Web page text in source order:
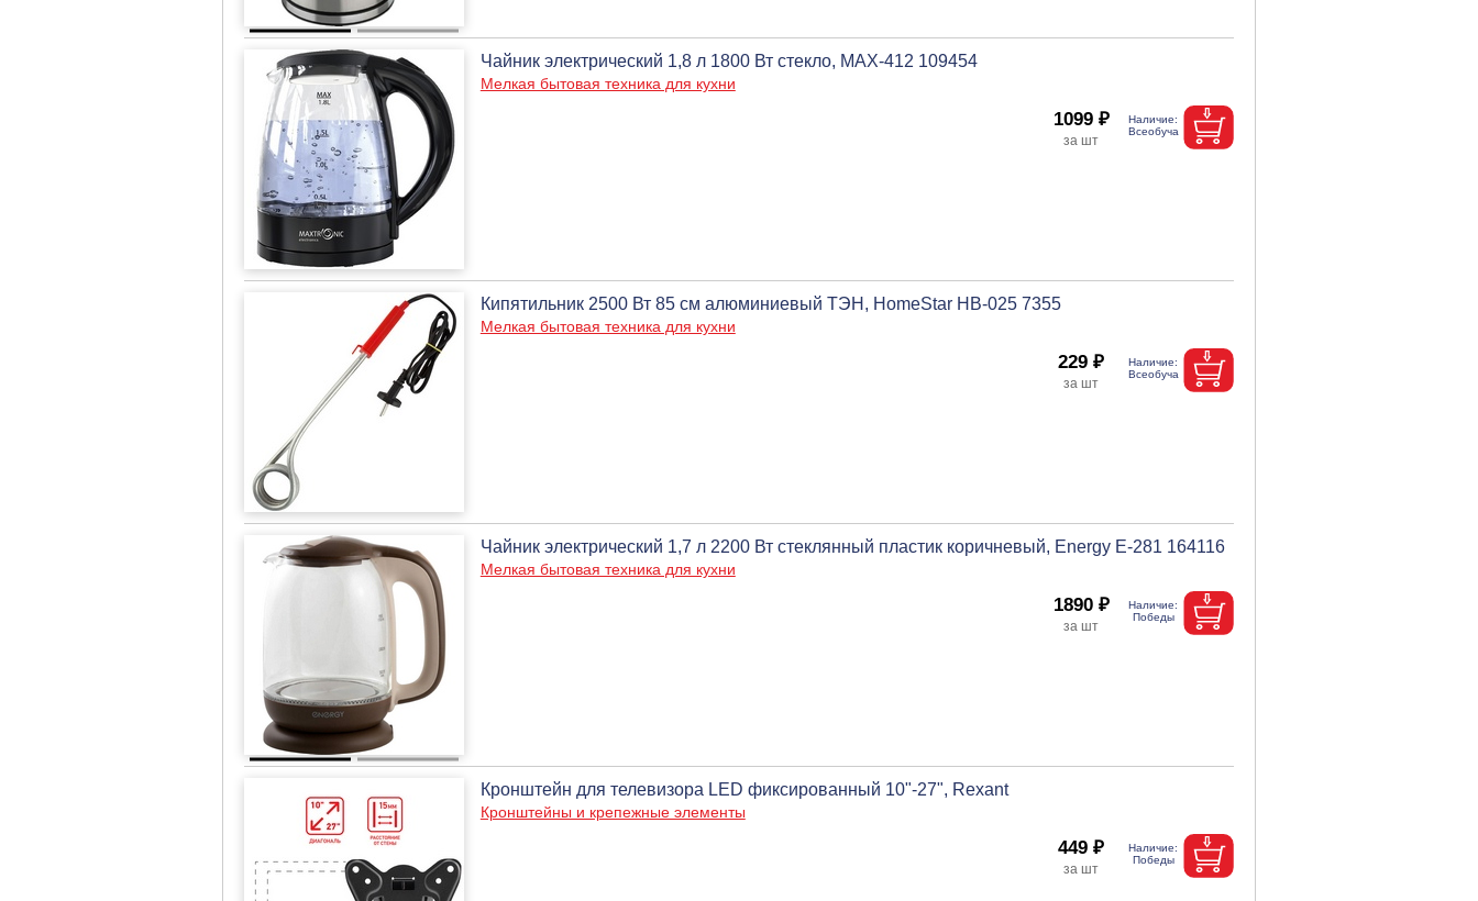
Чайник электрический 1,8 л 1800 Вт стекло, МАХ-412 109454
Мелкая бытовая техника для кухни
1099 ₽
Кипятильник 2500 Вт 85 см алюминиевый ТЭН, HomeStar HB-025 7355
Мелкая бытовая техника для кухни
229 ₽
Чайник электрический 1,7 л 2200 Вт стеклянный пластик коричневый, Energy E-281 164116
Мелкая бытовая техника для кухни
1890 ₽
Кронштейн для телевизора LED фиксированный 10"-27", Rexant
Кронштейны и крепежные элементы
449 ₽